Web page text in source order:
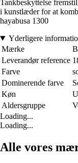
Tankbeskyttelse
i kunstlæder for at
hayabusa 1300
Yderligere
Mærke
Leverandør reference
Farve
Dominerende farve
Køn
Aldersgruppe
Loading...
Loading...
Alle vores